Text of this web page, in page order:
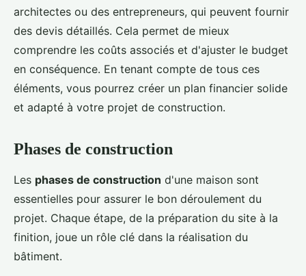
architectes ou des entrepreneurs, qui peuvent fournir
des devis détaillés. Cela permet de mieux
comprendre les coûts associés et d'ajuster le budget
en conséquence. En tenant compte de tous ces
éléments, vous pourrez créer un plan financier solide
et adapté à votre projet de construction.
Phases de construction
Les phases de construction d'une maison sont
essentielles pour assurer le bon déroulement du
projet. Chaque étape, de la préparation du site à la
finition, joue un rôle clé dans la réalisation du
bâtiment.